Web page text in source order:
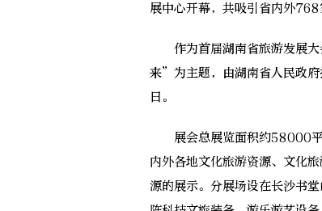
展中心开幕，共吸引省内外768
作为首届湖南省旅游发展大
来”为主题，由湖南省人民政
日。
展会总展览面积约58000平
内外各地文化旅游资源、文化
源的展示。分展场设在长沙书